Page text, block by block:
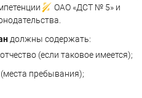
ОАО «ДСТ № 5» и
должны содержать:
(если таковое имеется);
пребывания);